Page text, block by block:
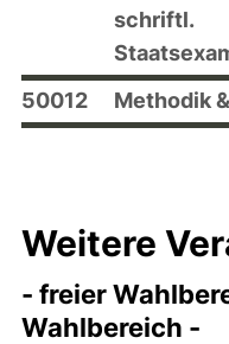
schriftl.
50012 Methodik
Weitere
- freier
Wahlbereich -